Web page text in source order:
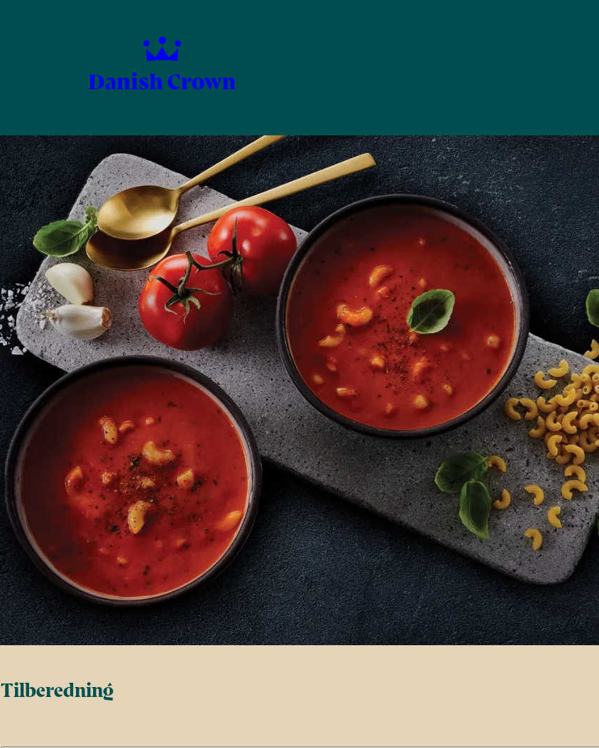
Tilberedning